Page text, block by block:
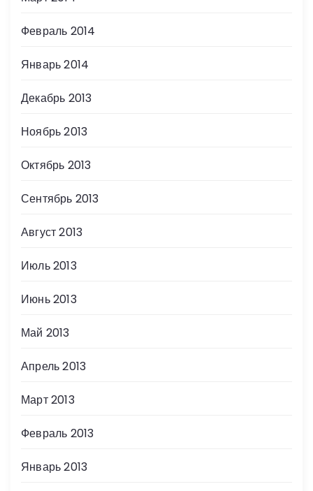
Февраль 2014
Январь 2014
Декабрь 2013
Ноябрь 2013
Октябрь 2013
Сентябрь 2013
Август 2013
Июль 2013
Июнь 2013
Май 2013
Апрель 2013
Март 2013
Февраль 2013
Январь 2013